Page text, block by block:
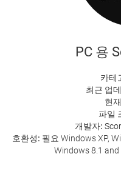
PC 용
카테
최근 업
현
파일
개발자:
호환성: 필요 Windows XP,
Windows 8.1